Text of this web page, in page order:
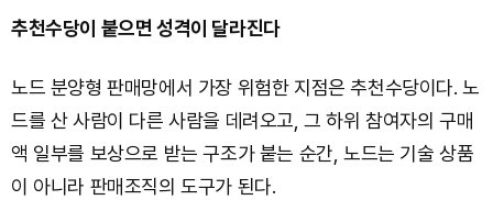
추천수당이 붙으면 성격이 달라진다
노드 분양형 판매망에서 가장 위험한 지점은 추천수당이다. 노
드를 산 사람이 다른 사람을 데려오고, 그 하위 참여자의 구매
액 일부를 보상으로 받는 구조가 붙는 순간, 노드는 기술 상품
이 아니라 판매조직의 도구가 된다.